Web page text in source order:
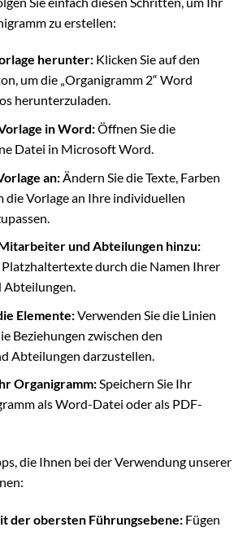
zu erstellen:
herunter:Klicken Sie auf den
um die „Organigramm 2“ Word
herunterzuladen.
in Word:Öffnen Sie die
Datei in Microsoft Word.
an:Ändern Sie die Texte, Farben
die Vorlage an Ihre individuellen
und Abteilungen hinzu:
Platzhaltertexte durch die Namen Ihrer
Elemente:Verwenden Sie die Linien
Beziehungen zwischen den
Abteilungen darzustellen.
Organigramm:Speichern Sie Ihr
als Word-Datei oder als PDF-
die Ihnen bei der Verwendung unserer
der obersten Führungsebene:Fügen